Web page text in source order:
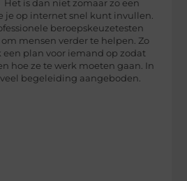
is dan niet zomaar zo een
je op internet snel kunt invullen.
beroepskeuzetesten
mensen verder te helpen. Zo
een plan voor iemand op zodat
hoe ze te werk moeten gaan. In
begeleiding aangeboden.